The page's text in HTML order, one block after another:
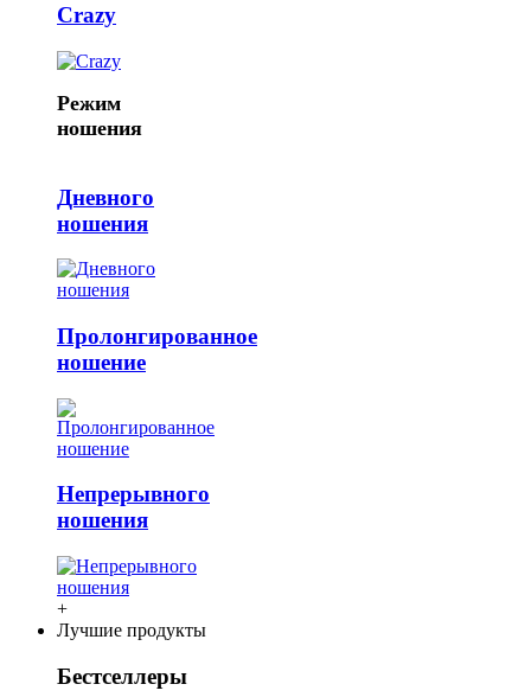
Crazy
Режим
ношения
Дневного
ношения
Пролонгированное
ношение
Непрерывного
ношения
+
Лучшие продукты
Бестселлеры